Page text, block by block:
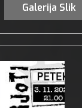
Galerija Slik